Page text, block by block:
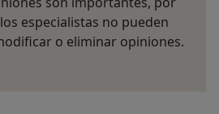
especialistas no pueden
o eliminar opiniones.